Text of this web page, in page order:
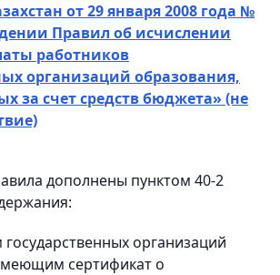
от 29 января 2008 года №
Правил об исчислении
работников
организаций образования,
за счет средств бюджета» (не
дополнены пунктом 40-2
организаций
сертификат о